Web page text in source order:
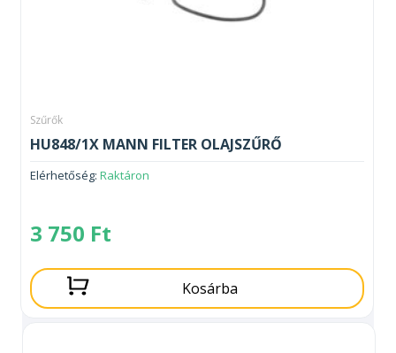
Szűrők
HU848/1X MANN FILTER OLAJSZŰRŐ
Elérhetőség: Raktáron
3 750 Ft
Kosárba